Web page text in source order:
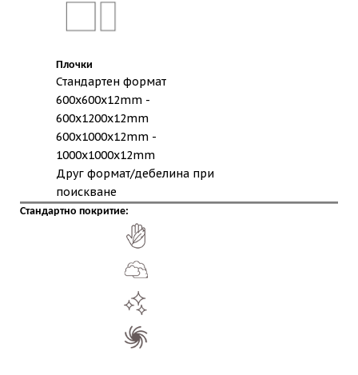
Плочки
Стандартен формат
600x600x12mm -
600x1200x12mm
600x1000x12mm -
1000x1000x12mm
Друг формат/дебелина при
поискване
Стандартно покритие: